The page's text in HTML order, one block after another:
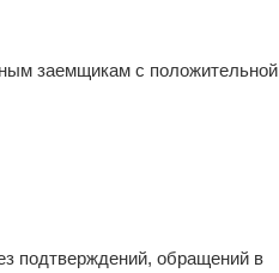
заемщикам с положительной
подтверждений, обращений в